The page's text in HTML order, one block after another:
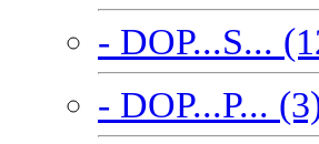
- DOP...S...
- DOP...P...